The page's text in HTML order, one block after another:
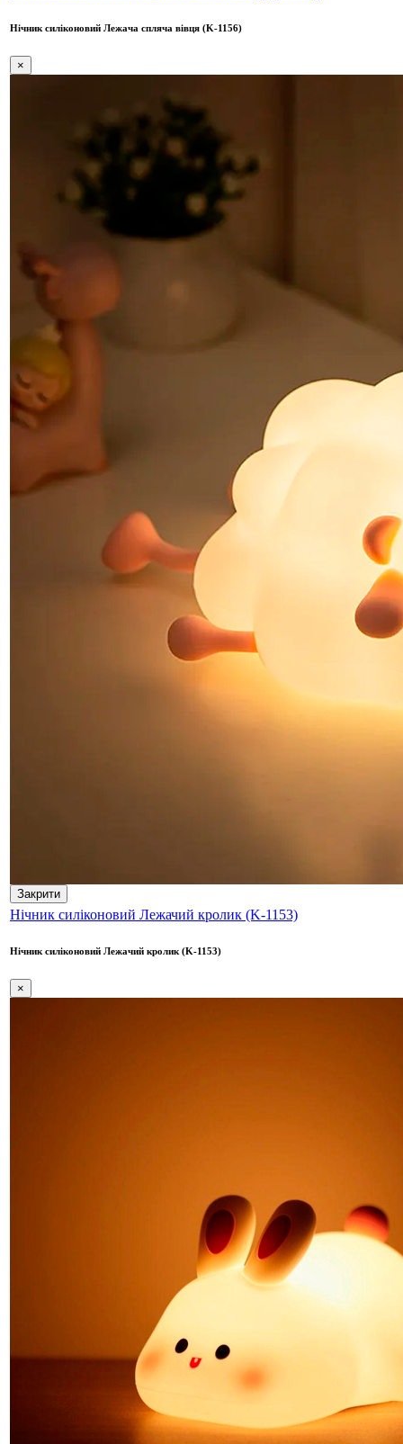
Нічник силіконовий Лежача спляча вівця (K-1156)
×
Закрити
Нічник силіконовий Лежачий кролик (K-1153)
Нічник силіконовий Лежачий кролик (K-1153)
×